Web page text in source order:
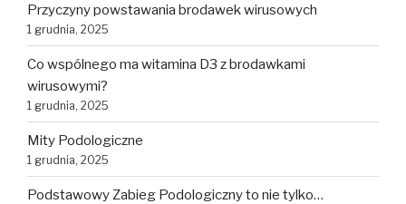
Przyczyny powstawania brodawek wirusowych
1 grudnia, 2025
Co wspólnego ma witamina D3 z brodawkami
wirusowymi?
1 grudnia, 2025
Mity Podologiczne
1 grudnia, 2025
Podstawowy Zabieg Podologiczny to nie tylko…